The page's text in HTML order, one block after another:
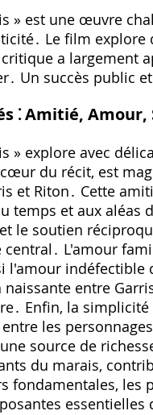
» est une œuvre
Le film explore
a largement
Un succès public
⁚ Amitié‚
» explore avec
cœur du récit‚ est
et Riton․ Cette
temps et aux aléas
le soutien
central․ L'amour
l'amour
entre
Enfin‚ la
les
source de
du marais‚
fondamentales‚ les